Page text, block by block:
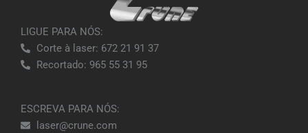
LIGUE PARA NÓS:
Corte à laser: 672 21 91 37
Recortado: 965 55 31 95
ESCREVA PARA NÓS:
laser@crune.com